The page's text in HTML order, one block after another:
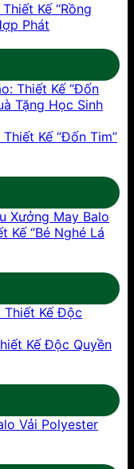
Kế “Rồng
Phát
Kế “Đốn Tim”
Xưởng May Balo
Kế “Bé Nghé Lá
Kế Độc Quyền
Vải Polyester